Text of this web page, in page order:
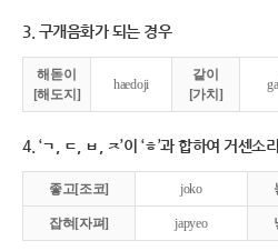
3. 구개음화가 되는 경우
해돋이
[해도지]
haedoji
같이
[가치]
4. ‘ㄱ, ㄷ, ㅂ, ㅈ’이 ‘ㅎ’과 합하여 거센소
좋고[조코] joko
잡혀[자펴] japyeo